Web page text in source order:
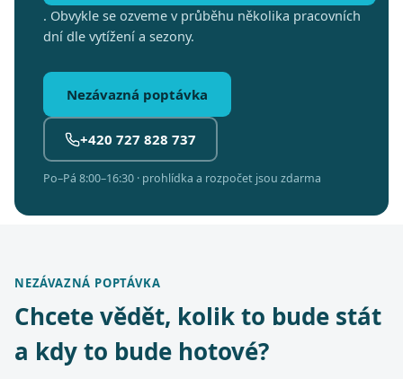
. Obvykle se ozveme v průběhu několika pracovních
dní dle vytížení a sezony.
Nezávazná poptávka
+420 727 828 737
Po–Pá 8:00–16:30 · prohlídka a rozpočet jsou zdarma
NEZÁVAZNÁ POPTÁVKA
Chcete vědět, kolik to bude stát
a kdy to bude hotové?